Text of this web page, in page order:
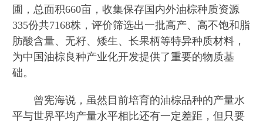
圃，总面积660亩，收集保存国内外油棕种质资源
335份共7168株，评价筛选出一批高产、高不饱和脂
肪酸含量、无籽、矮生、长果柄等特异种质材料，
为中国油棕良种产业化开发提供了重要的物质基
础。
曾宪海说，虽然目前培育的油棕品种的产量水
平与世界平均产量水平相比还有一定差距，但只要